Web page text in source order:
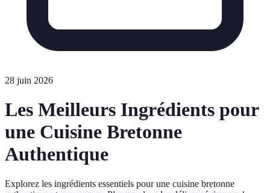
28 juin 2026
Les Meilleurs Ingrédients pour
une Cuisine Bretonne
Authentique
Explorez les ingrédients essentiels pour une cuisine bretonne